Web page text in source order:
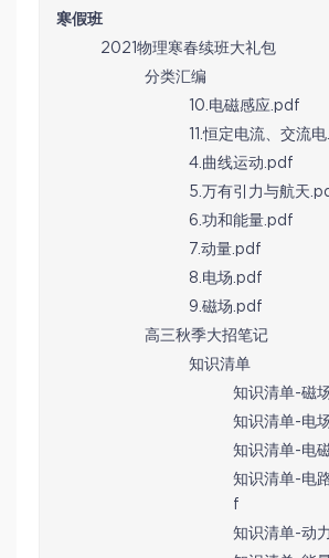
寒假班
2021物理寒春续班大礼包
分类汇编
10.电磁感应.pdf
11.恒定电流、交流
4.曲线运动.pdf
5.万有引力与航天
6.功和能量.pdf
7.动量.pdf
8.电场.pdf
9.磁场.pdf
高三秋季大招笔记
知识清单
知识清单-磁
知识清单-电
知识清单-电
知识清单-电
f
知识清单-动